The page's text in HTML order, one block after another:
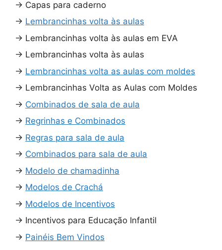
→ Capas para caderno
→ Lembrancinhas volta às aulas
→ Lembrancinhas volta às aulas em EVA
→ Lembrancinhas volta às aulas
→ Lembrancinhas volta as aulas com moldes
→ Lembrancinhas Volta as Aulas com Moldes
→ Combinados de sala de aula
→ Regrinhas e Combinados
→ Regras para sala de aula
→ Combinados para sala de aula
→ Modelo de chamadinha
→ Modelos de Crachá
→ Modelos de Incentivos
→ Incentivos para Educação Infantil
→ Painéis Bem Vindos